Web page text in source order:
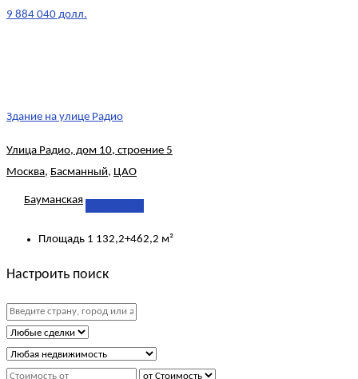
9 884 040 долл.
Здание на улице Радио
Улица Радио, дом 10, строение 5
Москва, Басманный, ЦАО
Бауманская
Площадь 1 132,2+462,2 м²
Настроить поиск